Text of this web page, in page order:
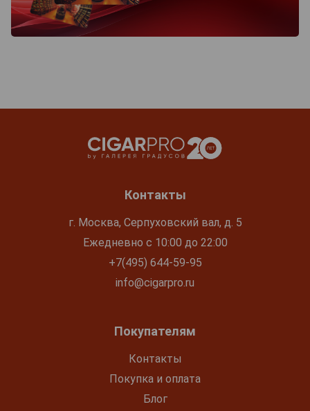
Контакты
г. Москва, Серпуховский вал, д. 5
Ежедневно с 10:00 до 22:00
+7(495) 644-59-95
info@cigarpro.ru
Покупателям
Контакты
Покупка и оплата
Блог